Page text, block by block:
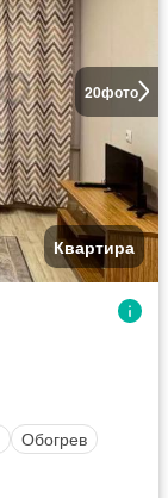
20фото
Квартира
Обогрев